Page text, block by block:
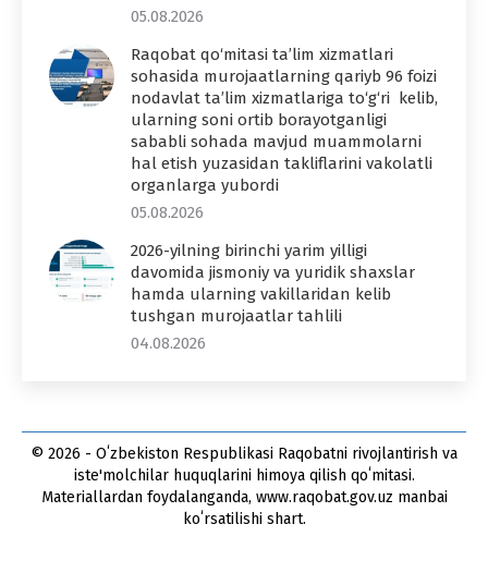
05.08.2026
Raqobat qo‘mitasi ta’lim xizmatlari
sohasida murojaatlarning qariyb 96 foizi
nodavlat ta’lim xizmatlariga to‘g‘ri kelib,
ularning soni ortib borayotganligi
sababli sohada mavjud muammolarni
hal etish yuzasidan takliflarini vakolatli
organlarga yubordi
05.08.2026
2026-yilning birinchi yarim yilligi
davomida jismoniy va yuridik shaxslar
hamda ularning vakillaridan kelib
tushgan murojaatlar tahlili
04.08.2026
© 2026 - Oʻzbekiston Respublikasi Raqobatni rivojlantirish va
iste'molchilar huquqlarini himoya qilish qoʻmitasi.
Materiallardan foydalanganda, www.raqobat.gov.uz manbai
koʻrsatilishi shart.